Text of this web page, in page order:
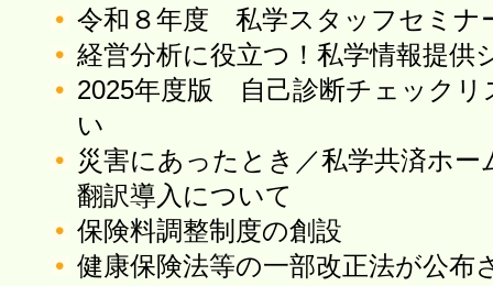
令和８年度 私学スタッフセミナ
経営分析に役立つ！私学情報提供
2025年度版 自己診断チェックリ
い
災害にあったとき／私学共済ホー
翻訳導入について
保険料調整制度の創設
健康保険法等の一部改正法が公布